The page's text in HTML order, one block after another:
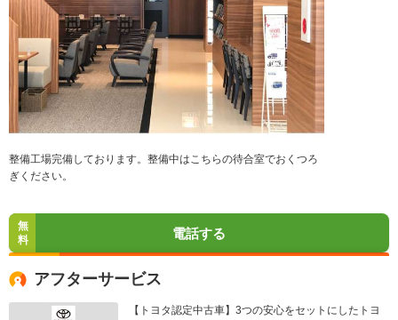
整備工場完備しております。整備中はこちらの待合室でおくつろ
ぎください。
無
料
電話する
アフターサービス
【トヨタ認定中古車】3つの安心をセットにしたトヨ